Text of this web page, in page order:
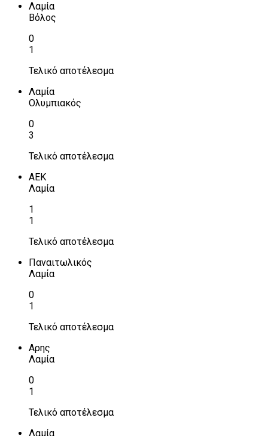
Λαμία
Βόλος
0
1
Τελικό αποτέλεσμα
Λαμία
Ολυμπιακός
0
3
Τελικό αποτέλεσμα
ΑΕΚ
Λαμία
1
1
Τελικό αποτέλεσμα
Παναιτωλικός
Λαμία
0
1
Τελικό αποτέλεσμα
Αρης
Λαμία
0
1
Τελικό αποτέλεσμα
Λαμία